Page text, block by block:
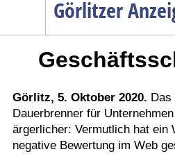
Görlitzer
Menüpunkte
Politik
Gesellschaft
Wirtschaft
Service
Görlitz, 5. Oktober 2020. Das
Dauerbrenner für
ärgerlicher: Vermutlich hat ein
negative Bewertung im Web